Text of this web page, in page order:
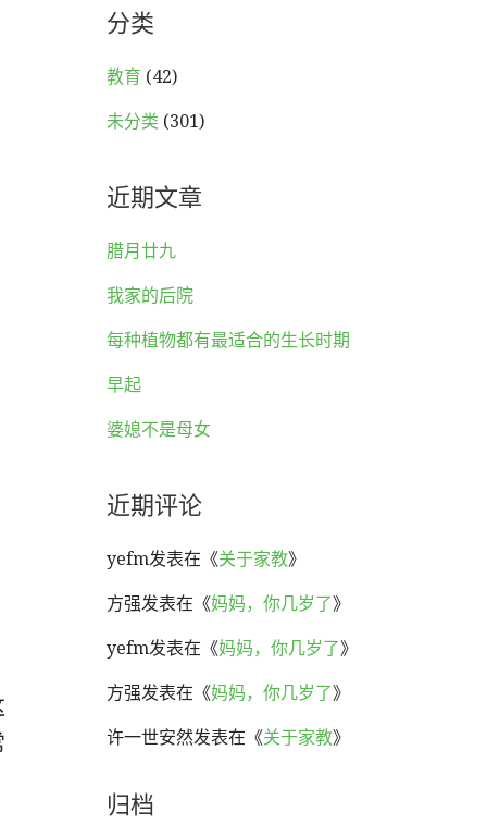
分类
教育 (42)
未分类 (301)
近期文章
腊月廿九
我家的后院
每种植物都有最适合的生长时期
早起
婆媳不是母女
近期评论
yefm发表在《关于家教》
方强发表在《妈妈，你几岁了》
yefm发表在《妈妈，你几岁了》
方强发表在《妈妈，你几岁了》
许一世安然发表在《关于家教》
归档